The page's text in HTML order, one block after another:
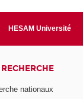
HESAM Université
nationaux